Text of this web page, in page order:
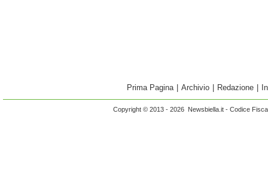
Prima Pagina Archivio Redazione
Copyright © 2013 - 2026 Newsbiella.it - Codice